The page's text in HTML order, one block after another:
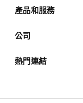
產品和服務
公司
熱門連結